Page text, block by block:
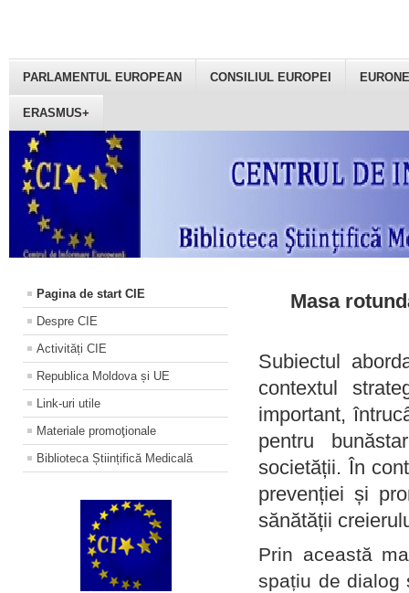
PARLAMENTUL EUROPEAN CONSILIUL EUROPEI
ERASMUS+
Pagina de start CIE
Despre CIE
Activități CIE
Republica Moldova și UE
Link-uri utile
Materiale promoţionale
Biblioteca Științifică Medicală
Masa
Subiectul
contextul
important,
pentru
societății. În
prevenției și
sănătății
Prin această
spațiu de dialog